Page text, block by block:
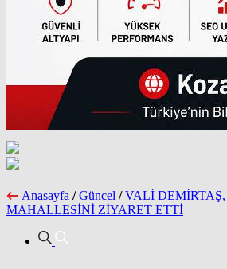
Anasayfa / Güncel / VALİ
MAHALLESİNİ ZİYARET ETTİ